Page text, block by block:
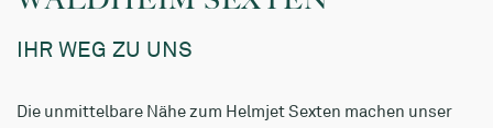
IHR WEG ZU UNS
Die unmittelbare Nähe zum Helmjet Sexten machen unser